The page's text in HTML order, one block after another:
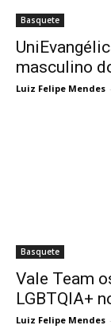
Basquete
masculino
Luiz Felipe Mendes -
Basquete
Vale Team
LGBTQIA+
Luiz Felipe Mendes -